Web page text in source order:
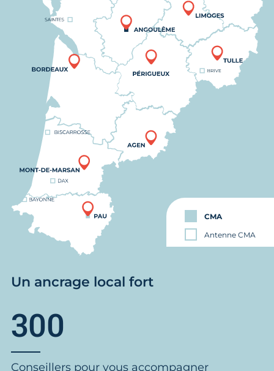
CMA
Antenne CMA
Un ancrage local fort
300
Conseillers pour vous accompagner